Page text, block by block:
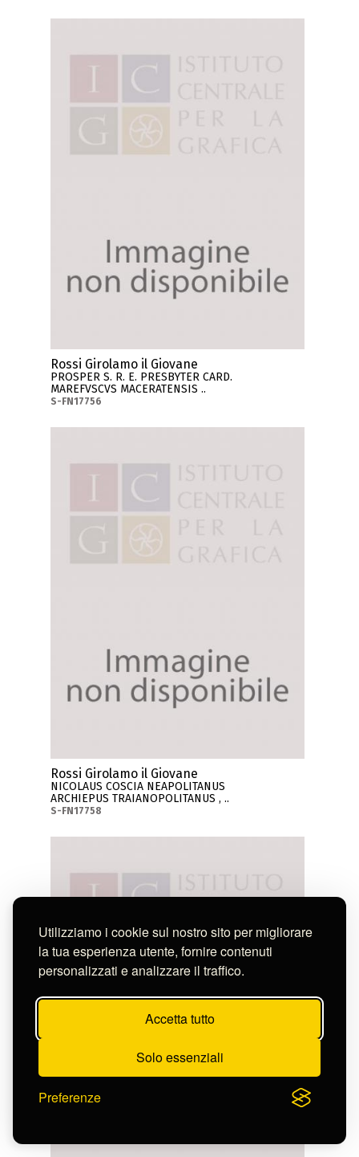
Utilizziamo i cookie sul nostro sito per migliorare
la tua esperienza utente, fornire contenuti
personalizzati e analizzare il traffico.
Accetta tutto
Solo essenziali
Preferenze
Rossi Girolamo il Giovane
PROSPER S. R. E. PRESBYTER CARD.
MAREFVSCVS MACERATENSIS ..
S-FN17756
Rossi Girolamo il Giovane
NICOLAUS COSCIA NEAPOLITANUS
ARCHIEPUS TRAIANOPOLITANUS , ..
S-FN17758